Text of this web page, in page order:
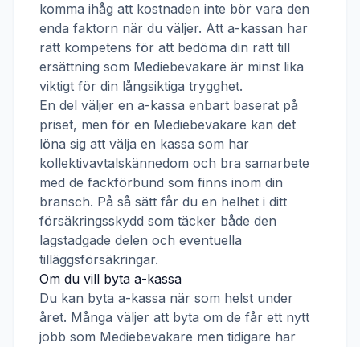
komma ihåg att kostnaden inte bör vara den
enda faktorn när du väljer. Att a-kassan har
rätt kompetens för att bedöma din rätt till
ersättning som Mediebevakare är minst lika
viktigt för din långsiktiga trygghet.
En del väljer en a-kassa enbart baserat på
priset, men för en Mediebevakare kan det
löna sig att välja en kassa som har
kollektivavtalskännedom och bra samarbete
med de fackförbund som finns inom din
bransch. På så sätt får du en helhet i ditt
försäkringsskydd som täcker både den
lagstadgade delen och eventuella
tilläggsförsäkringar.
Om du vill byta a-kassa
Du kan byta a-kassa när som helst under
året. Många väljer att byta om de får ett nytt
jobb som Mediebevakare men tidigare har